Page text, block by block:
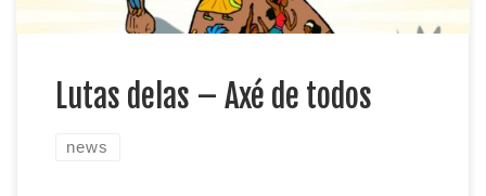
Lutas delas – Axé de todos
news